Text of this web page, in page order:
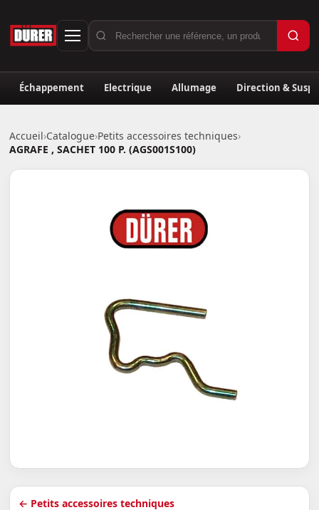
Échappement Electrique Allumage Direction &
Accueil›Catalogue›Petits accessoires techniques›
AGRAFE , SACHET 100 P. (AGS001S100)
← Petits accessoires techniques